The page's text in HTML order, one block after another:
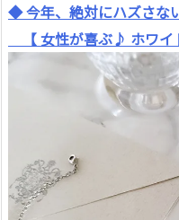
◆ 今年、絶対にハズさな
【 女性が喜ぶ♪ ホワイ